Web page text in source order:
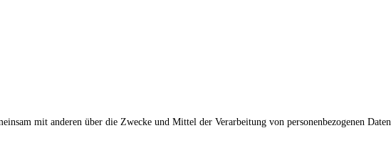
mit anderen über die Zwecke und Mittel der Verarbeitung von personenbezogenen Daten